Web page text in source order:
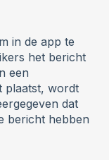
in de app te
het bericht
een
plaatst, wordt
dat
bericht hebben